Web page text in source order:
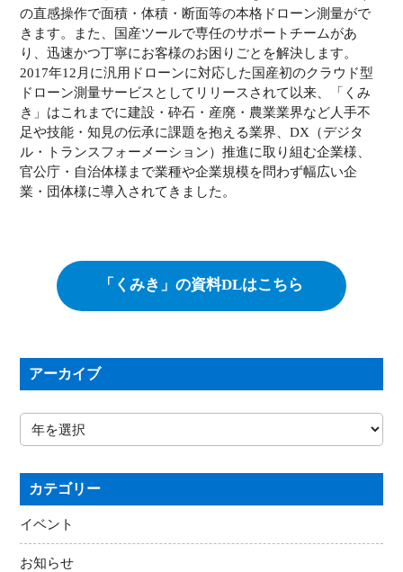
の直感操作で面積・体積・断面等の本格ドローン測量がで
きます。また、国産ツールで専任のサポートチームがあ
り、迅速かつ丁寧にお客様のお困りごとを解決します。
2017年12月に汎用ドローンに対応した国産初のクラウド型
ドローン測量サービスとしてリリースされて以来、「くみ
き」はこれまでに建設・砕石・産廃・農業業界など人手不
足や技能・知見の伝承に課題を抱える業界、DX（デジタ
ル・トランスフォーメーション）推進に取り組む企業様、
官公庁・自治体様まで業種や企業規模を問わず幅広い企
業・団体様に導入されてきました。
「くみき」の資料DLはこちら
アーカイブ
カテゴリー
イベント
お知らせ